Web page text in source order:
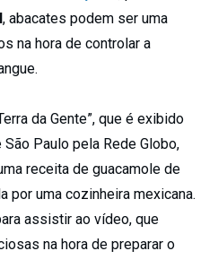
, abacates podem ser uma
na hora de controlar a
da Gente”, que é exibido
Paulo pela Rede Globo,
receita de guacamole de
por uma cozinheira mexicana.
assistir ao vídeo, que
na hora de preparar o